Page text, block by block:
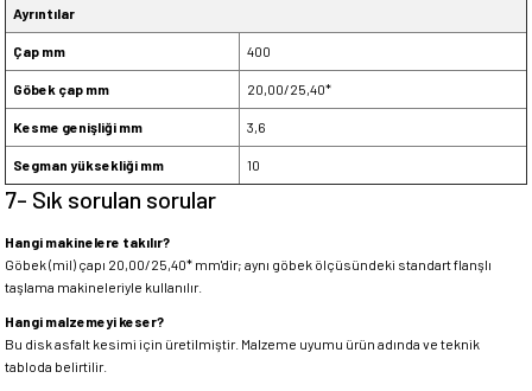
Ayrıntılar
Çap mm 400
Göbek çap mm 20,00/25,40*
Kesme genişliği mm 3,6
Segman yüksekliği mm 10
7- Sık sorulan sorular
Hangi makinelere takılır?
Göbek (mil) çapı 20,00/25,40* mm'dir; aynı göbek ölçüsündeki standart flanşlı
taşlama makineleriyle kullanılır.
Hangi malzemeyi keser?
Bu disk asfalt kesimi için üretilmiştir. Malzeme uyumu ürün adında ve teknik
tabloda belirtilir.